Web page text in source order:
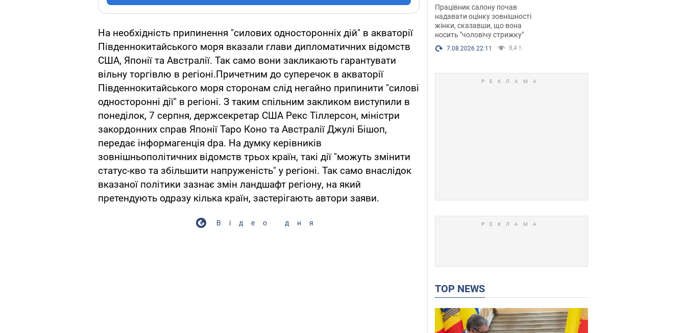
На необхідність припинення "силових односторонніх дій" в акваторії
Південнокитайського моря вказали глави дипломатичних відомств
США, Японії та Австралії. Так само вони закликають гарантувати
вільну торгівлю в регіоні.Причетним до суперечок в акваторії
Південнокитайського моря сторонам слід негайно припинити "силові
односторонні дії" в регіоні. З таким спільним закликом виступили в
понеділок, 7 серпня, держсекретар США Рекс Тіллерсон, міністри
закордонних справ Японії Таро Коно та Австралії Джулі Бішоп,
передає інформагенція dpa. На думку керівників
зовнішньополітичних відомств трьох країн, такі дії "можуть змінити
статус-кво та збільшити напруженість" у регіоні. Так само внаслідок
вказаної політики зазнає змін ландшафт регіону, на який
претендують одразу кілька країн, застерігають автори заяви.
Відео дня
після хімієтерапії,
розгорівся скандал.
Фото
Працівник салону почав
надавати оцінку зовнішності
жінки, сказавши, що вона
носить "чоловічу стрижку"
7.08.2026 22:11 8,4 т.
TOP NEWS